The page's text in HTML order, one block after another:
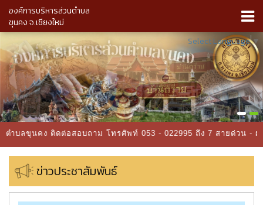
องค์การบริหารส่วนตำบล
ขุนคง จ.เชียงใหม่
Select Language▼
ลขุนคง ติดต่อสอบถาม โทรศัพท์ 053 - 022995 ถึง 7 สายด่วน - ผอ.
ข่าวประชาสัมพันธ์